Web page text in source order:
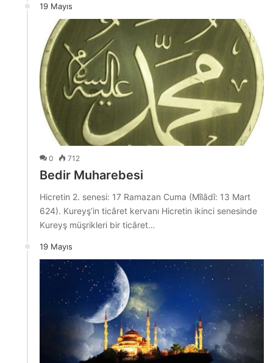
19 Mayıs
0 712
Bedir Muharebesi
Hicretin 2. senesi: 17 Ramazan Cuma (Mîlâdî: 13 Mart
624). Kureyş’in ticâret kervanı Hicretin ikinci senesinde
Kureyş müşrikleri bir ticâret…
19 Mayıs